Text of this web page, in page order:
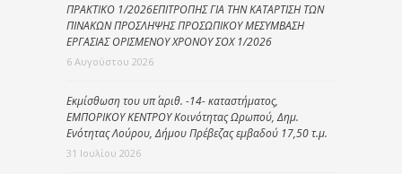
ΠΡΑΚΤΙΚΟ 1/2026ΕΠΙΤΡΟΠΗΣ ΓΙΑ ΤΗΝ ΚΑΤΑΡΤΙΣΗ ΤΩΝ
ΠΙΝΑΚΩΝ ΠΡΟΣΛΗΨΗΣ ΠΡΟΣΩΠΙΚΟΥ ΜΕΣΥΜΒΑΣΗ
ΕΡΓΑΣΙΑΣ ΟΡΙΣΜΕΝΟΥ ΧΡΟΝΟΥ ΣΟΧ 1/2026
6 Αυγούστου 2026
Εκμίσθωση του υπ΄ αριθ. -14- καταστήματος,
ΕΜΠΟΡΙΚΟΥ ΚΕΝΤΡΟΥ Κοινότητας Ωρωπού, Δημ.
Ενότητας Λούρου, Δήμου Πρέβεζας εμβαδού 17,50 τ.μ.
31 Ιουλίου 2026